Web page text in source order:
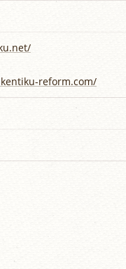
reform.com/